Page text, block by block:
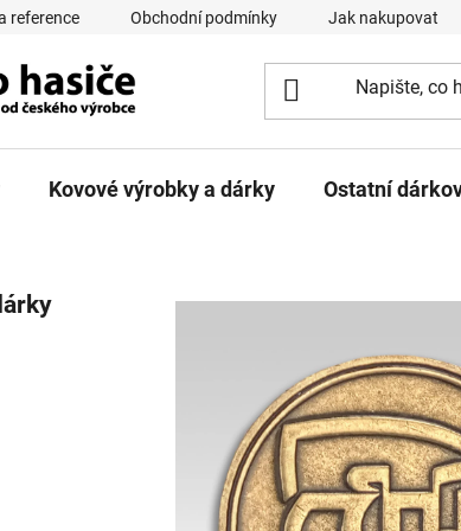
reference Obchodní podmínky Jak nakupovat
Kovové výrobky a dárky Ostatní